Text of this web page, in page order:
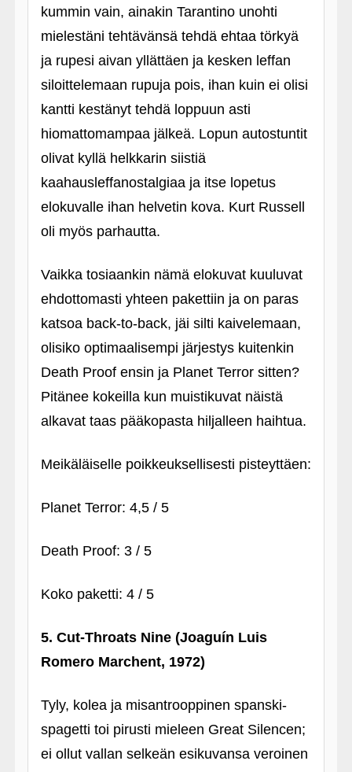
kummin vain, ainakin Tarantino unohti
mielestäni tehtävänsä tehdä ehtaa törkyä
ja rupesi aivan yllättäen ja kesken leffan
siloittelemaan rupuja pois, ihan kuin ei olisi
kantti kestänyt tehdä loppuun asti
hiomattomampaa jälkeä. Lopun autostuntit
olivat kyllä helkkarin siistiä
kaahausleffanostalgiaa ja itse lopetus
elokuvalle ihan helvetin kova. Kurt Russell
oli myös parhautta.
Vaikka tosiaankin nämä elokuvat kuuluvat
ehdottomasti yhteen pakettiin ja on paras
katsoa back-to-back, jäi silti kaivelemaan,
olisiko optimaalisempi järjestys kuitenkin
Death Proof ensin ja Planet Terror sitten?
Pitänee kokeilla kun muistikuvat näistä
alkavat taas pääkopasta hiljalleen haihtua.
Meikäläiselle poikkeuksellisesti pisteyttäen:
Planet Terror: 4,5 / 5
Death Proof: 3 / 5
Koko paketti: 4 / 5
5. Cut-Throats Nine (Joaguín Luis
Romero Marchent, 1972)
Tyly, kolea ja misantrooppinen spanski-
spagetti toi pirusti mieleen Great Silencen;
ei ollut vallan selkeän esikuvansa veroinen